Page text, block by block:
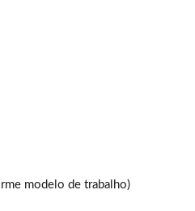
modelo de trabalho)